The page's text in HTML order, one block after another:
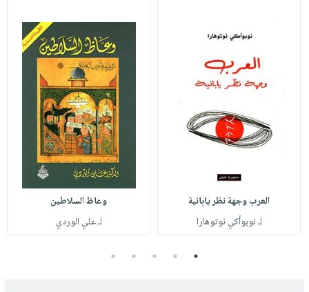
العرب وجهة نظر يابانية
لـ نوبوأكي نوتوهارا
وعاظ السلاطين
لـ علي الوردي
1
2
3
4
5